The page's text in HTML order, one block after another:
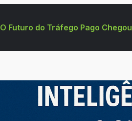
O Futuro do Tráfego Pago Chegou